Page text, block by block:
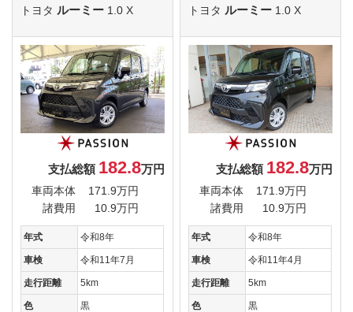
トヨタ ルーミー 1.0 X
支払総額 182.8万円
車両本体
171.9万円
諸費用
10.9万円
年式 令和8年
車検 令和11年7月
走行距離 5km
色 黒
トヨタ ルーミー 1.0 X
支払総額 182.8万円
車両本体
171.9万円
諸費用
10.9万円
年式 令和8年
車検 令和11年4月
走行距離 5km
色 黒